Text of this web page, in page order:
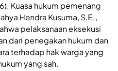
Kuasa hukum pemenang
Hendra Kusuma, S.E.,
pelaksanaan eksekusi
dari penegakan hukum dan
terhadap hak warga yang
yang sah.